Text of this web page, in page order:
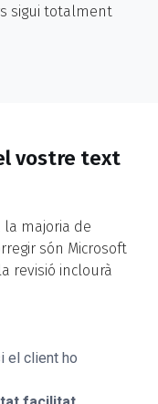
sigui totalment
vostre text
la majoria de
són Microsoft
revisió inclourà
el client ho